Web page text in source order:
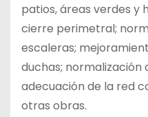
patios, áreas verdes y
cierre perimetral;
escaleras;
duchas; normalización
adecuación de la red
otras obras.